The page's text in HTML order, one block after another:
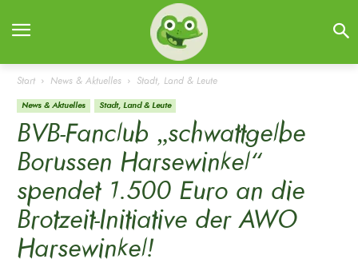
Start News & Aktuelles Stadt, Land & Leute
News & Aktuelles Stadt, Land & Leute
BVB-Fanclub „schwattgelbe
Borussen Harsewinkel“
spendet 1.500 Euro an die
Brotzeit-Initiative der AWO
Harsewinkel!